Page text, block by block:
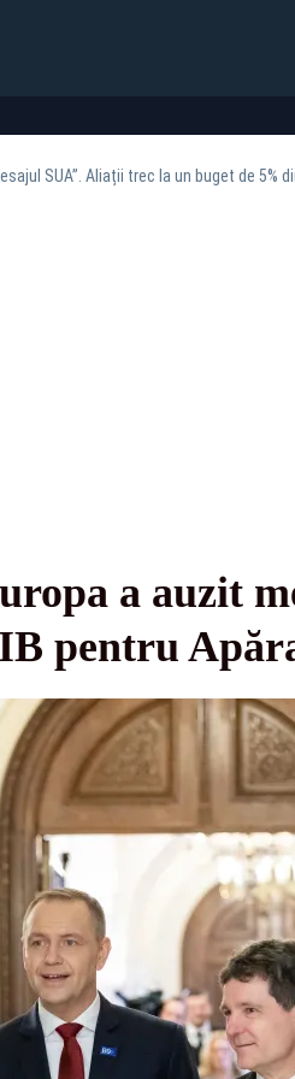
SUA”. Aliații trec la un buget de 5%
a auzit
pentru